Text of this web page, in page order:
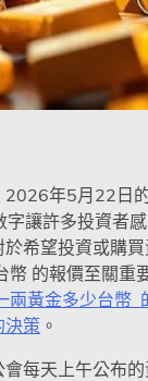
2026年5月22日
讓許多投資者
希望投資或購
幣 的報價至關重
兩黃金多少台幣
決策 。
每天上午公布